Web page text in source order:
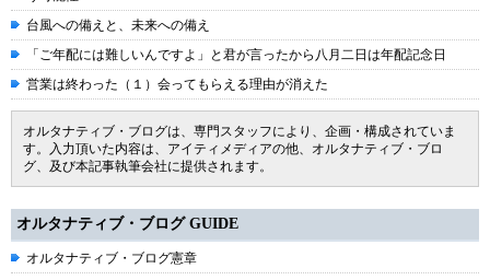
台風への備えと、未来への備え
「ご年配には難しいんですよ」と君が言ったから八月二日は年配記念日
営業は終わった（１）会ってもらえる理由が消えた
オルタナティブ・ブログは、専門スタッフにより、企画・構成されていま
す。入力頂いた内容は、アイティメディアの他、オルタナティブ・ブロ
グ、及び本記事執筆会社に提供されます。
オルタナティブ・ブログ GUIDE
オルタナティブ・ブログ憲章